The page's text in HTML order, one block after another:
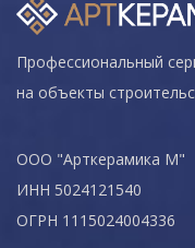
Профессиональный
на объекты
ООО "Арткерамика М"
ИНН 5024121540
ОГРН 1115024004336